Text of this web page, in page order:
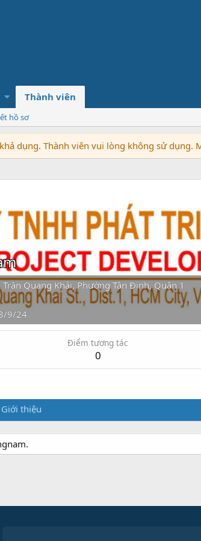
Thành viên
hồ sơ
dụng. Thành viên vui lòng không sử
Trần Quang Khải, Phường Tân Định, Quận 1
9/24
Điểm tương tác
0
Giới thiệu